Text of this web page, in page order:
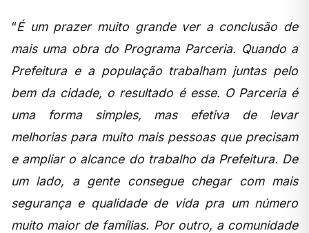
“É um prazer muito grande ver a conclusão de
mais uma obra do Programa Parceria. Quando a
Prefeitura e a população trabalham juntas pelo
bem da cidade, o resultado é esse. O Parceria é
uma forma simples, mas efetiva de levar
melhorias para muito mais pessoas que precisam
e ampliar o alcance do trabalho da Prefeitura. De
um lado, a gente consegue chegar com mais
segurança e qualidade de vida pra um número
muito maior de famílias. Por outro, a comunidade